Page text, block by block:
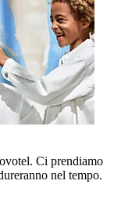
Ci prendiamo
nel tempo.